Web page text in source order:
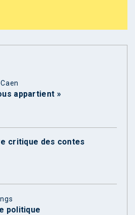
appartient »
critique des contes
politique